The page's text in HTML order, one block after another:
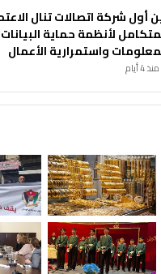
أول شركة اتصالات تنال
لأنظمة حماية
واستمرارية الأعمال
منذ 4 أيام